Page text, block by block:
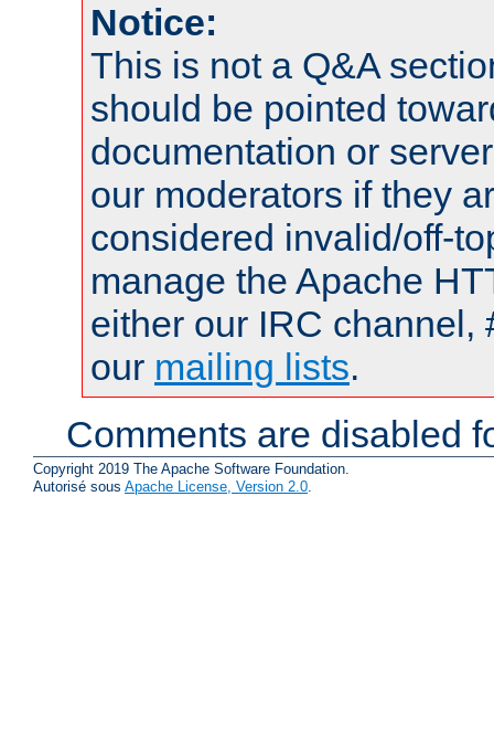
Notice:
This is not a Q&A
should be pointed
documentation or
our moderators if they
considered invalid/off-
manage the Apache
either our IRC channel,
our mailing lists.
Comments are disabled
Copyright 2019 The Apache Software Foundation.
Autorisé sous Apache License, Version 2.0